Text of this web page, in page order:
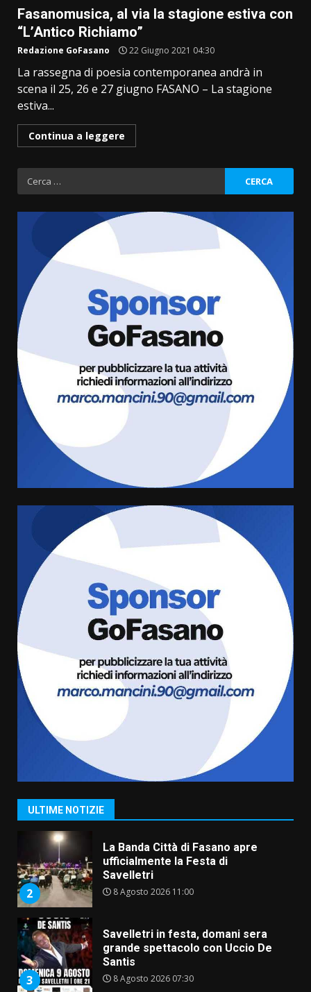
Fasanomusica, al via la stagione estiva con
“L’Antico Richiamo”
Redazione GoFasano 22 Giugno 2021 04:30
La rassegna di poesia contemporanea andrà in
scena il 25, 26 e 27 giugno FASANO – La stagione
estiva...
Continua a leggere
Ricerca
per:
ULTIME NOTIZIE
Savelletri in festa, domani sera
grande spettacolo con Uccio De
8 Agosto 2026 07:30
Politiche Giovanili e Mobilità
Sostenibile: premiati gli studenti
universitari del bando “La strada
giusta”
Rivoluzione”: nuovo
appuntamento con “Fasano in
Banda”
7 Agosto 2026 06:05
US Fasano, Scianaro: “Profonda
amarezza per esclusione dal
campionato di calcio”
7 Agosto 2026 06:00
Fasanese ferito a colpi di arma
da fuoco
6 Agosto 2026 18:13
1
Serie D, l’Us Fasano non molla e
conferma di voler ricorrere per
2
La Banda Città di Fasano apre
ufficialmente la Festa di
Savelletri
8 Agosto 2026 11:00
3
Savelletri in festa, domani sera
grande spettacolo con Uccio De
Santis
8 Agosto 2026 07:30